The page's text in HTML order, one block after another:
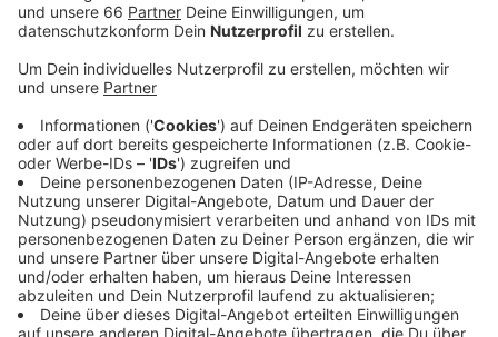
Veröffentlicht:Donnerstag, 09.01.2020 04:28
Anzeige
Im letzten Jahr ist der Export aus NRW nach Iran um
59 Prozent zurückgegangen. Iran ist traditionell ein
wichtiger Handelspartner für Nordrhein-Westfalen.
Das läge vor allem an der Wirtschaftsstruktur. Ähnlich,
wie in NRW gebe es Bergbau, Maschinen- und
Anlagenbau und chemische Industrie. Die rechtliche
Lage sei durch den Konflikt sehr kompliziert geworden.